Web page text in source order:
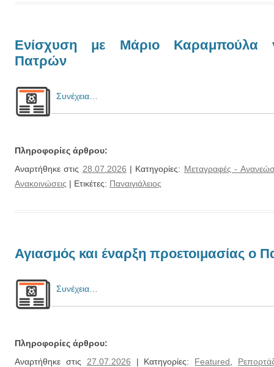
Ενίσχυση με Μάριο Καραμπούλα
Πατρών
Συνέχεια…
Πληροφορίες άρθρου:
Αναρτήθηκε στις 28.07.2026 | Κατηγορίες: Μεταγραφές -
Ανακοινώσεις | Ετικέτες: Παναιγιάλειος
Αγιασμός και έναρξη προετοιμασίας ο
Συνέχεια…
Πληροφορίες άρθρου:
Αναρτήθηκε στις 27.07.2026 | Κατηγορίες: Featured